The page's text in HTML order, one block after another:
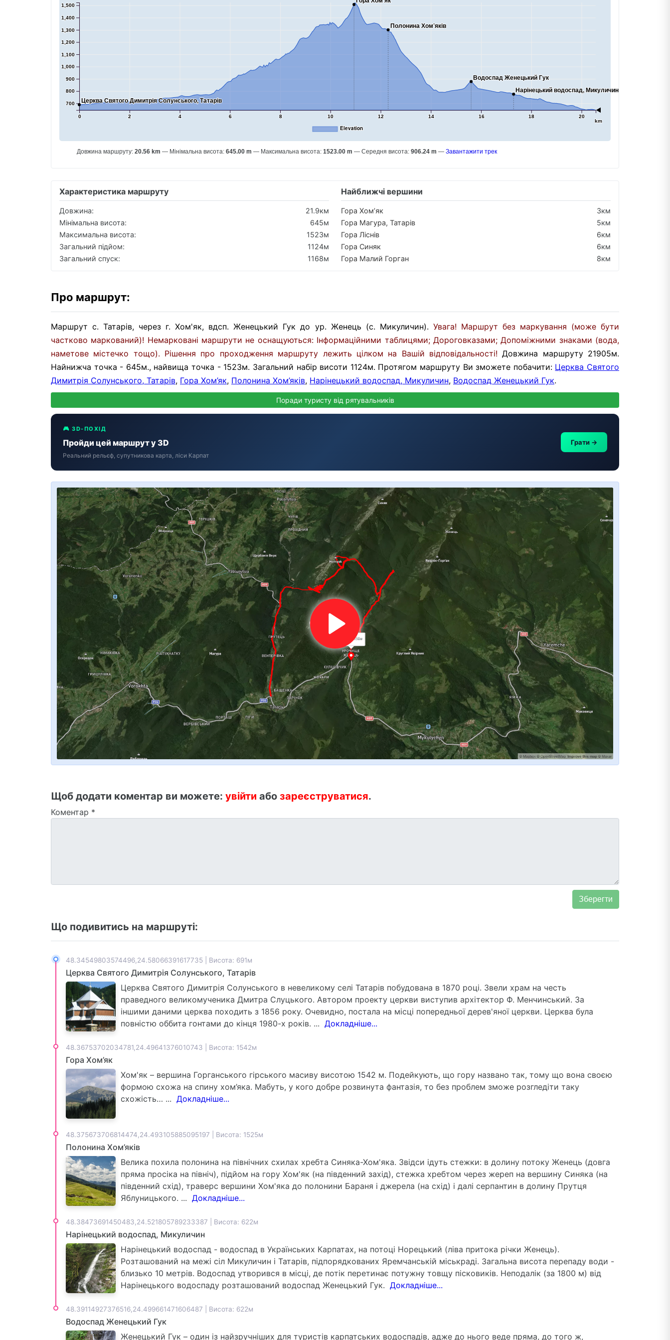
0 2 4 6 8 10 12 14 16 18 20
km
700
800
900
1,000
1,100
1,200
1,300
1,400
1,500
Церква Святого Димитрія Солунського, Татарів
Полонина Хом’яків
Нарінецький водоспад, Микуличин
Водоспад Женецький Гук
Elevation
Довжина маршруту: 20.56 km Мінімальна висота: 645.00 m Максимальна висота: 1523.00 m Середня висота: 906.24 m Завантажити трек
Характеристика маршруту
Довжина:
21.9км
Мінімальна висота:
645м
Максимальна висота:
1523м
Загальний підйом:
1124м
Загальний спуск:
1168м
Найближчі вершини
Гора Хом’як
3км
Гора Магура, Татарів
5км
Гора Ліснів
6км
Гора Синяк
6км
Гора Малий Горган
8км
Про маршрут:
Маршрут с. Татарів, через г. Хом'як, вдсп. Женецький Гук до ур. Женець (с. Микуличин). Увага! Маршрут без маркування (може бути
частково маркований)! Немарковані маршрути не оснащуються: Інформаційними таблицями; Дороговказами; Допоміжними знаками (вода,
наметове містечко тощо). Рішення про проходження маршруту лежить цілком на Вашій відповідальності! Довжина маршруту 21905м.
Найнижча точка - 645м., найвища точка - 1523м. Загальний набір висоти 1124м. Протягом маршруту Ви зможете побачити: Церква Святого
Димитрія Солунського, Татарів, Гора Хом’як, Полонина Хом’яків, Нарінецький водоспад, Микуличин, Водоспад Женецький Гук.
Поради туристу від рятувальників
🎮 3D-ПОХІД
Пройди цей маршрут у 3D
Реальний рельєф, супутникова карта, ліси Карпат
Грати →
Щоб додати коментар ви можете: увійти або зареєструватися.
Коментар *
Що подивитись на маршруті:
48.34549803574496,24.58066391617735 | Висота: 691м
Церква Святого Димитрія Солунського, Татарів
Церква Святого Димитрія Солунського в невеликому селі Татарів побудована в 1870 році. Звели храм на честь
праведного великомученика Дмитра Слуцького. Автором проекту церкви виступив архітектор Ф. Менчинський. За
іншими даними церква походить з 1856 року. Очевидно, постала на місці попередньої дерев'яної церкви. Церква була
повністю оббита гонтами до кінця 1980-х років. ... Докладніше...
48.36753702034781,24.49641376010743 | Висота: 1542м
Гора Хом’як
Хом'як – вершина Горганського гірського масиву висотою 1542 м. Подейкують, що гору названо так, тому що вона своєю
формою схожа на спину хом’яка. Мабуть, у кого добре розвинута фантазія, то без проблем зможе розгледіти таку
схожість… ... Докладніше...
48.375673706814474,24.493105885095197 | Висота: 1525м
Полонина Хом’яків
Велика похила полонина на північних схилах хребта Синяка-Хом'яка. Звідси ідуть стежки: в долину потоку Женець (довга
пряма просіка на північ), підйом на гору Хом'як (на південний захід), стежка хребтом через жереп на вершину Синяка (на
південний схід), траверс вершини Хом'яка до полонини Бараня і джерела (на схід) і далі серпантин в долину Прутця
Яблуницького. ... Докладніше...
48.38473691450483,24.521805789233387 | Висота: 622м
Нарінецький водоспад, Микуличин
Нарінецький водоспад - водоспад в Українських Карпатах, на потоці Норецький (ліва притока річки Женець).
Розташований на межі сіл Микуличин і Татарів, підпорядкованих Яремчанській міськраді. Загальна висота перепаду води -
близько 10 метрів. Водоспад утворився в місці, де потік перетинає потужну товщу пісковиків. Неподалік (за 1800 м) від
Нарінецького водоспаду розташований водоспад Женецький Гук. Докладніше...
48.39114927376516,24.499661471606487 | Висота: 622м
Водоспад Женецький Гук
Женецький Гук – один із найзручніших для туристів карпатських водоспадів, адже до нього веде пряма, до того ж,